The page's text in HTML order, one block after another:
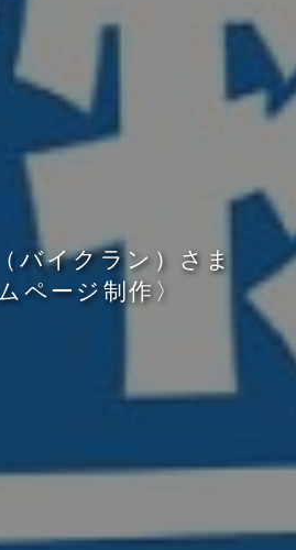
（ バイクラ ン ） さ ま
ムペー ジ 制作 〉